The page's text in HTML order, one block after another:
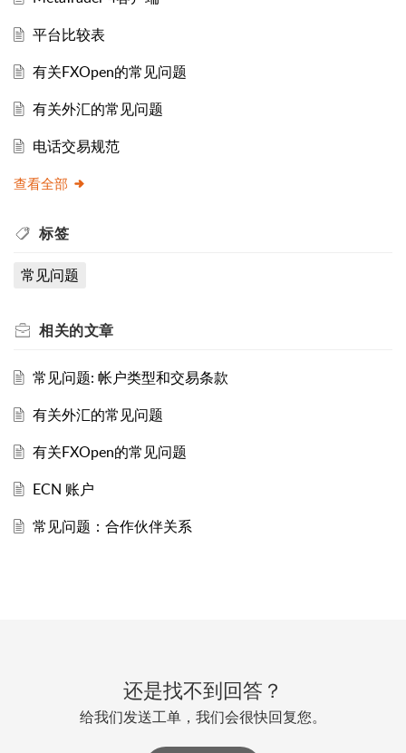
平台比较表
有关FXOpen的常见问题
有关外汇的常见问题
电话交易规范
查看全部
标签
常见问题
相关的文章
常见问题: 帐户类型和交易条款
有关外汇的常见问题
有关FXOpen的常见问题
ECN 账户
常见问题：合作伙伴关系
还是找不到回答？
给我们发送工单，我们会很快回复您。